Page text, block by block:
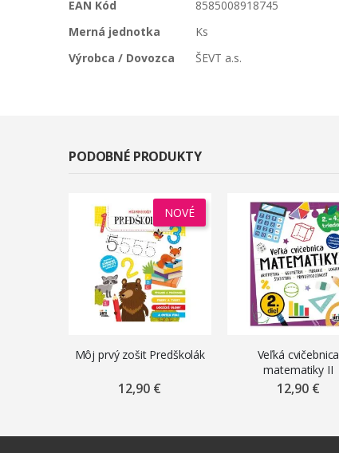
EAN Kód
8585008918745
Merná jednotka
Ks
Výrobca / Dovozca
ŠEVT a.s.
PODOBNÉ PRODUKTY
NOVÉ
Môj prvý zošit Predškolák
12,90 €
Veľká cvičebnica
matematiky II
12,90 €